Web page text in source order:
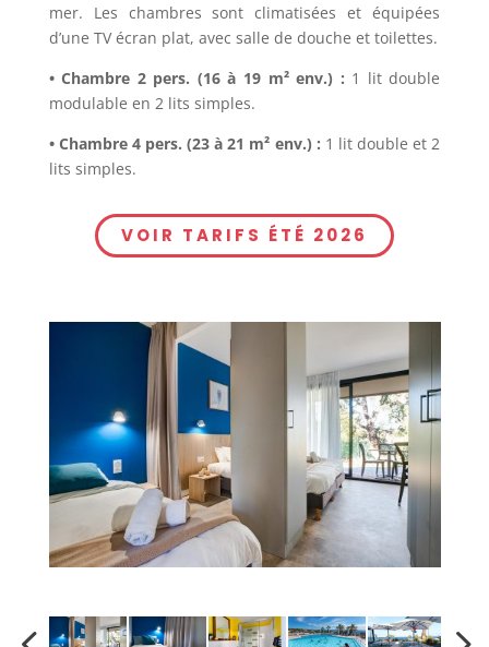
mer. Les chambres sont climatisées et équipées
d’une TV écran plat, avec salle de douche et toilettes.
• Chambre 2 pers. (16 à 19 m² env.) : 1 lit double
modulable en 2 lits simples.
• Chambre 4 pers. (23 à 21 m² env.) : 1 lit double et 2
lits simples.
VOIR TARIFS ÉTÉ 2026